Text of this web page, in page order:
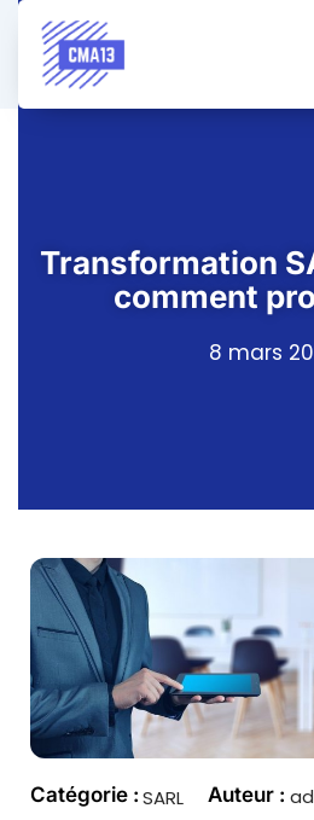
Transformation
comment
8 mars
Catégorie : SARL Auteur :